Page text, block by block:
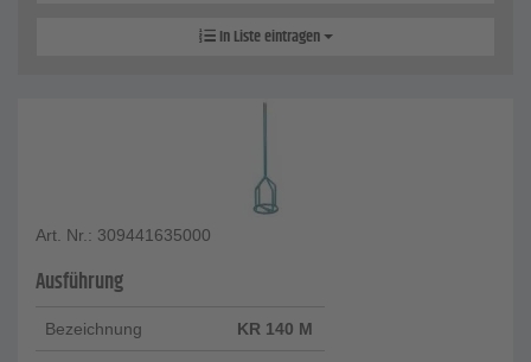
In Liste eintragen
Art. Nr.: 309441635000
Ausführung
Bezeichnung KR 140 M